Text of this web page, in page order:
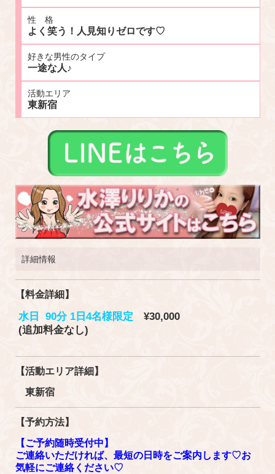
性 格
よく笑う！人見知りゼロです♡
好きな男性のタイプ
一途な人♪
活動エリア
東新宿
詳細情報
【料金詳細】
水日 90分 1日4名様限定 ¥30,000
(追加料金なし)
【活動エリア詳細】
東新宿
【予約方法】
【ご予約随時受付中】
ご連絡いただければ、最短の日時をご案内します♡お
気軽にご連絡ください♡